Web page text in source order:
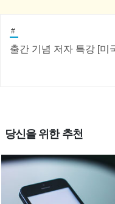
#
출간 기념 저자 특강 [미
당신을 위한 추천